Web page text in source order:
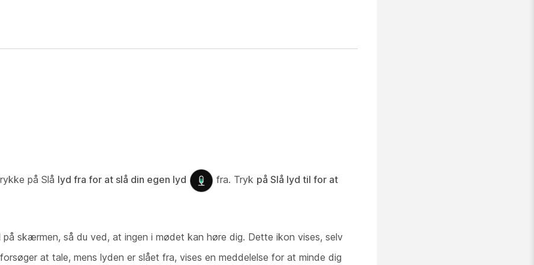
på Slå lyd fra for at slå din egen lyd fra. Tryk på Slå lyd til for at
skærmen, så du ved, at ingen i mødet kan høre dig. Dette ikon vises, selv
at tale, mens lyden er slået fra, vises en meddelelse for at minde dig